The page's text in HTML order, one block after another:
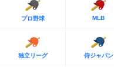
プロ野球 MLB
独立リーグ 侍ジャパン